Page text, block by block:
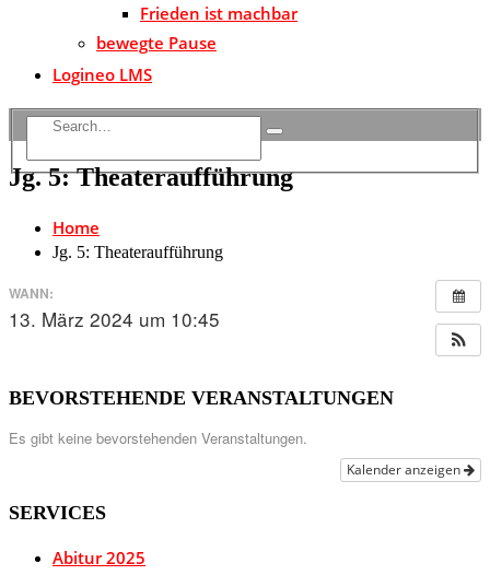
Frieden ist machbar
bewegte Pause
Logineo LMS
Jg. 5: Theateraufführung
Home
Jg. 5: Theateraufführung
WANN:
13. März 2024 um 10:45
BEVORSTEHENDE VERANSTALTUNGEN
Es gibt keine bevorstehenden Veranstaltungen.
Kalender anzeigen
SERVICES
Abitur 2025